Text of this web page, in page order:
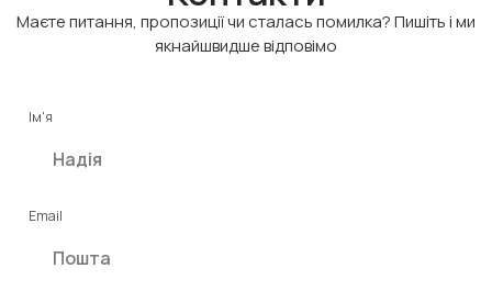
Маєте питання, пропозиції чи сталась помилка? Пишіть і ми
якнайшвидше відповімо
Ім'я
Email